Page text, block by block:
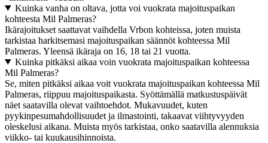
Kuinka vanha on oltava, jotta voi vuokrata majoituspaikan
kohteesta Mil Palmeras?
Ikärajoitukset saattavat vaihdella Vrbon kohteissa, joten muista
tarkistaa harkitsemasi majoituspaikan säännöt kohteessa Mil
Palmeras. Yleensä ikäraja on 16, 18 tai 21 vuotta.
Kuinka pitkäksi aikaa voin vuokrata majoituspaikan kohteessa
Mil Palmeras?
Se, miten pitkäksi aikaa voit vuokrata majoituspaikan kohteessa Mil
Palmeras, riippuu majoituspaikasta. Syöttämällä matkustuspäivät
näet saatavilla olevat vaihtoehdot. Mukavuudet, kuten
pyykinpesumahdollisuudet ja ilmastointi, takaavat viihtyvyyden
oleskelusi aikana. Muista myös tarkistaa, onko saatavilla alennuksia
viikko- tai kuukausihinnoista.